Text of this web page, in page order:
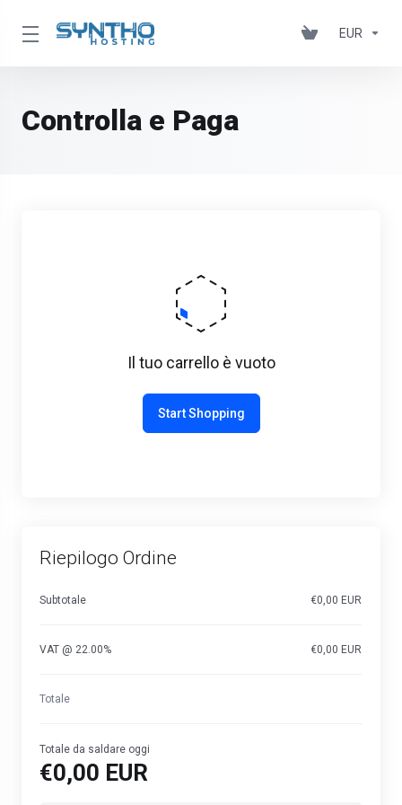
EUR
Controlla e Paga
Il tuo carrello è vuoto
Start Shopping
Riepilogo Ordine
Subtotale €0,00 EUR
VAT @ 22.00% €0,00 EUR
Totale
Totale da saldare oggi
€0,00 EUR